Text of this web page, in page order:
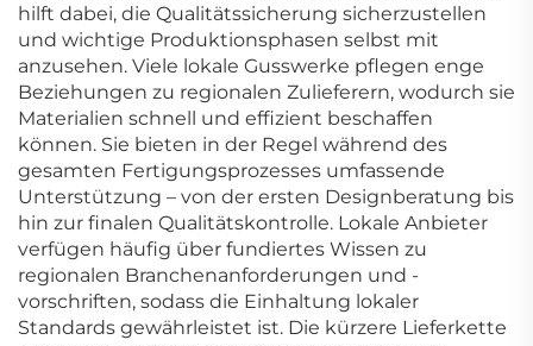
hilft dabei, die Qualitätssicherung sicherzustellen
und wichtige Produktionsphasen selbst mit
anzusehen. Viele lokale Gusswerke pflegen enge
Beziehungen zu regionalen Zulieferern, wodurch sie
Materialien schnell und effizient beschaffen
können. Sie bieten in der Regel während des
gesamten Fertigungsprozesses umfassende
Unterstützung – von der ersten Designberatung bis
hin zur finalen Qualitätskontrolle. Lokale Anbieter
verfügen häufig über fundiertes Wissen zu
regionalen Branchenanforderungen und -
vorschriften, sodass die Einhaltung lokaler
Standards gewährleistet ist. Die kürzere Lieferkette